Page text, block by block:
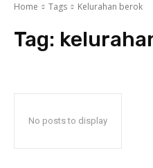
Home Tags Kelurahan berok
Tag:
No posts to display